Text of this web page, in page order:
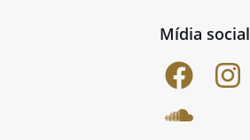
Mídia social